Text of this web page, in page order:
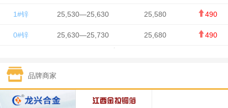
1#锌 25,530—25,630 25,580 490
0#锌 25,630—25,730 25,680 490
1#锡 434,750—436,750
1#镍 131,200—132,400
品牌商家